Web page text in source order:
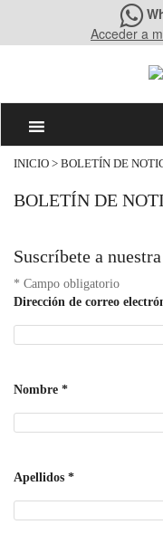
Acceder a
INICIO > BOLETÍN DE
BOLETÍN DE
Suscríbete a
* Campo obligatorio
Dirección de correo
Nombre *
Apellidos *